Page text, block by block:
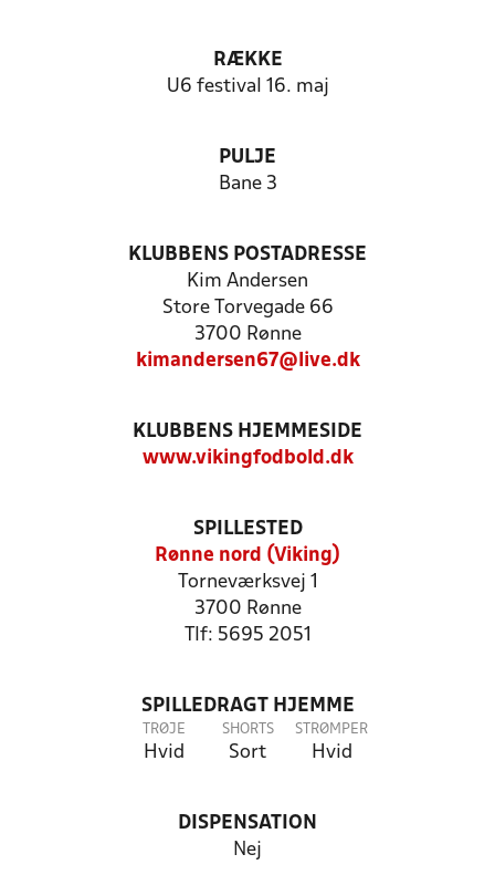
RÆKKE
U6 festival 16. maj
PULJE
Bane 3
KLUBBENS POSTADRESSE
Kim Andersen
Store Torvegade 66
3700 Rønne
kimandersen67@live.dk
KLUBBENS HJEMMESIDE
www.vikingfodbold.dk
SPILLESTED
Rønne nord (Viking)
Torneværksvej 1
3700 Rønne
Tlf: 5695 2051
SPILLEDRAGT HJEMME
TRØJE
Hvid
SHORTS
Sort
STRØMPER
Hvid
DISPENSATION
Nej